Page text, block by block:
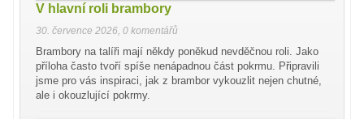
V hlavní roli brambory
30. července 2026 0 komentářů
Brambory na talíři mají někdy poněkud nevděčnou roli. Jako
příloha často tvoří spíše nenápadnou část pokrmu. Připravili
jsme pro vás inspiraci, jak z brambor vykouzlit nejen chutné,
ale i okouzlující pokrmy.